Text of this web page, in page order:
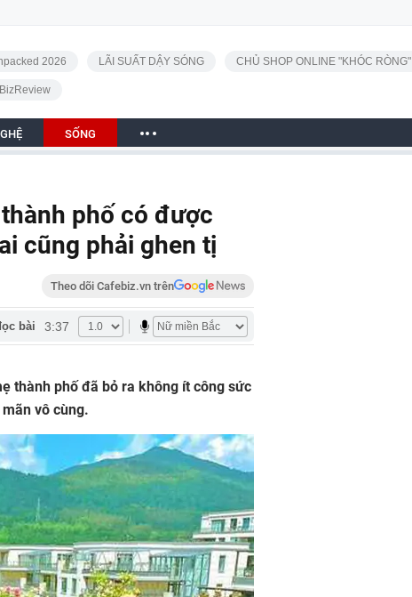
2026 LÃI SUẤT DẬY SÓNG CHỦ SHOP ONLINE "KHÓC RÒNG"
BizReview
SỐNG
phố có được
cũng phải ghen tị
Theo dõi Cafebiz.vn trên
bài 3:37
thành phố đã bỏ ra không ít công sức
vô cùng.